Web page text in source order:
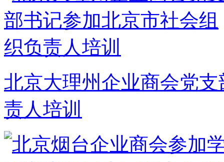
北京大理州企业商会党
责人培训